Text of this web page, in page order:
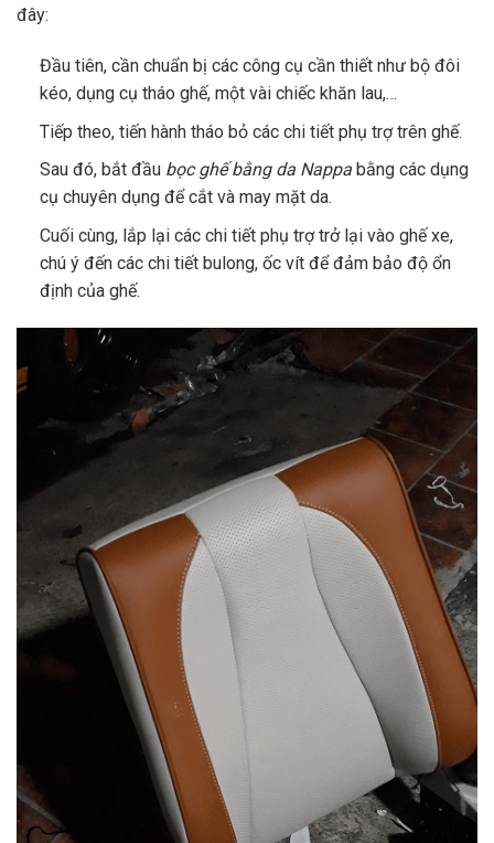
đây:
Đầu tiên, cần chuẩn bị các công cụ cần thiết như bộ đôi
kéo, dụng cụ tháo ghế, một vài chiếc khăn lau,…
Tiếp theo, tiến hành tháo bỏ các chi tiết phụ trợ trên ghế.
Sau đó, bắt đầu bọc ghế bằng da Nappabằng các dụng
cụ chuyên dụng để cắt và may mặt da.
Cuối cùng, lắp lại các chi tiết phụ trợ trở lại vào ghế xe,
chú ý đến các chi tiết bulong, ốc vít để đảm bảo độ ổn
định của ghế.